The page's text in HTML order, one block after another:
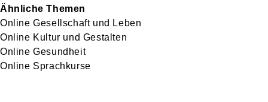
Ähnliche Themen
Online Gesellschaft und Leben
Online Kultur und Gestalten
Online Gesundheit
Online Sprachkurse